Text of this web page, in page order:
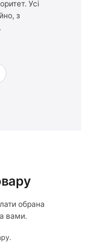
Усі
з
обрана
вами.